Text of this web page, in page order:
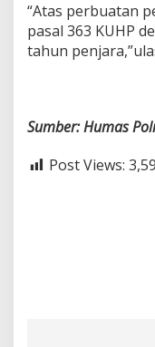
“Atas perbuatan
pasal 363 KUHP
tahun
Sumber: Humas
Post Views: